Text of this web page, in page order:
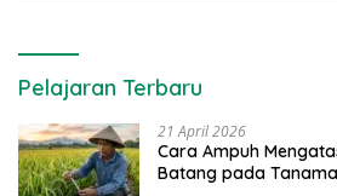
Pelajaran Terbaru
21 April 2026
Cara Ampuh
Batang pada